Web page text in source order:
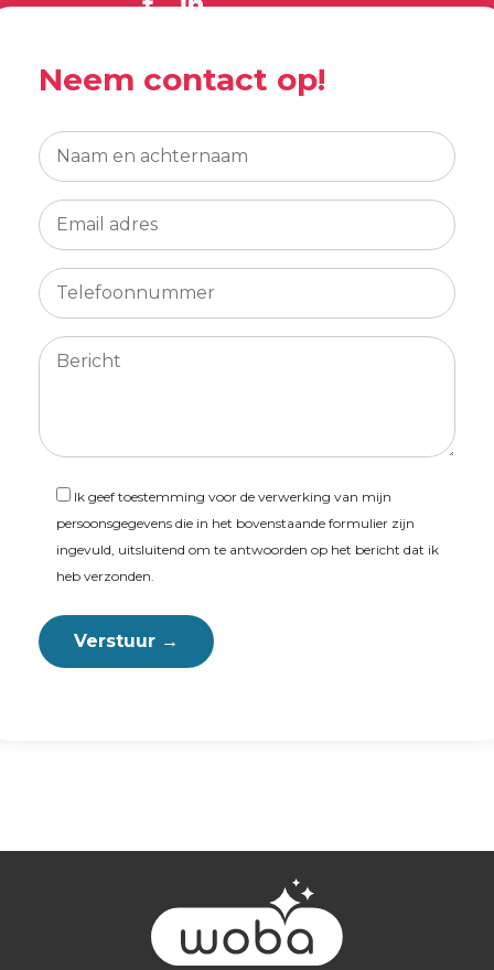
Neem contact op!
Ik geef toestemming voor de verwerking van mijn
persoonsgegevens die in het bovenstaande formulier zijn
ingevuld, uitsluitend om te antwoorden op het bericht dat ik
heb verzonden.